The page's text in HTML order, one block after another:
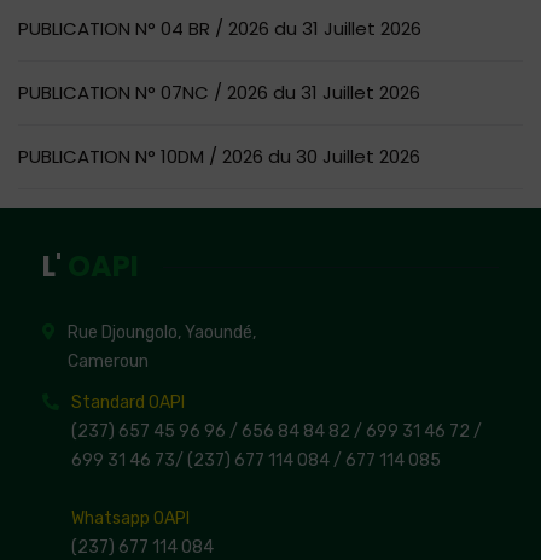
PUBLICATION N° 04 BR / 2026 du 31 Juillet 2026
PUBLICATION N° 07NC / 2026 du 31 Juillet 2026
PUBLICATION N° 10DM / 2026 du 30 Juillet 2026
L'
Rue Djoungolo, Yaoundé,
Cameroun
Standard OAPI
(237) 657 45 96 96 / 656 84 84 82 / 699 31 46 72 /
699 31 46 73/ (237) 677 114 084 / 677 114 085
Whatsapp OAPI
(237) 677 114 084